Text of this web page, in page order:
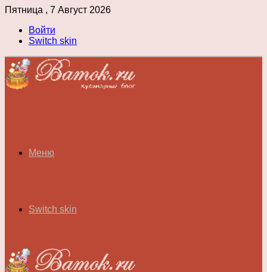
Пятница , 7 Август 2026
Войти
Switch skin
Меню
Switch skin